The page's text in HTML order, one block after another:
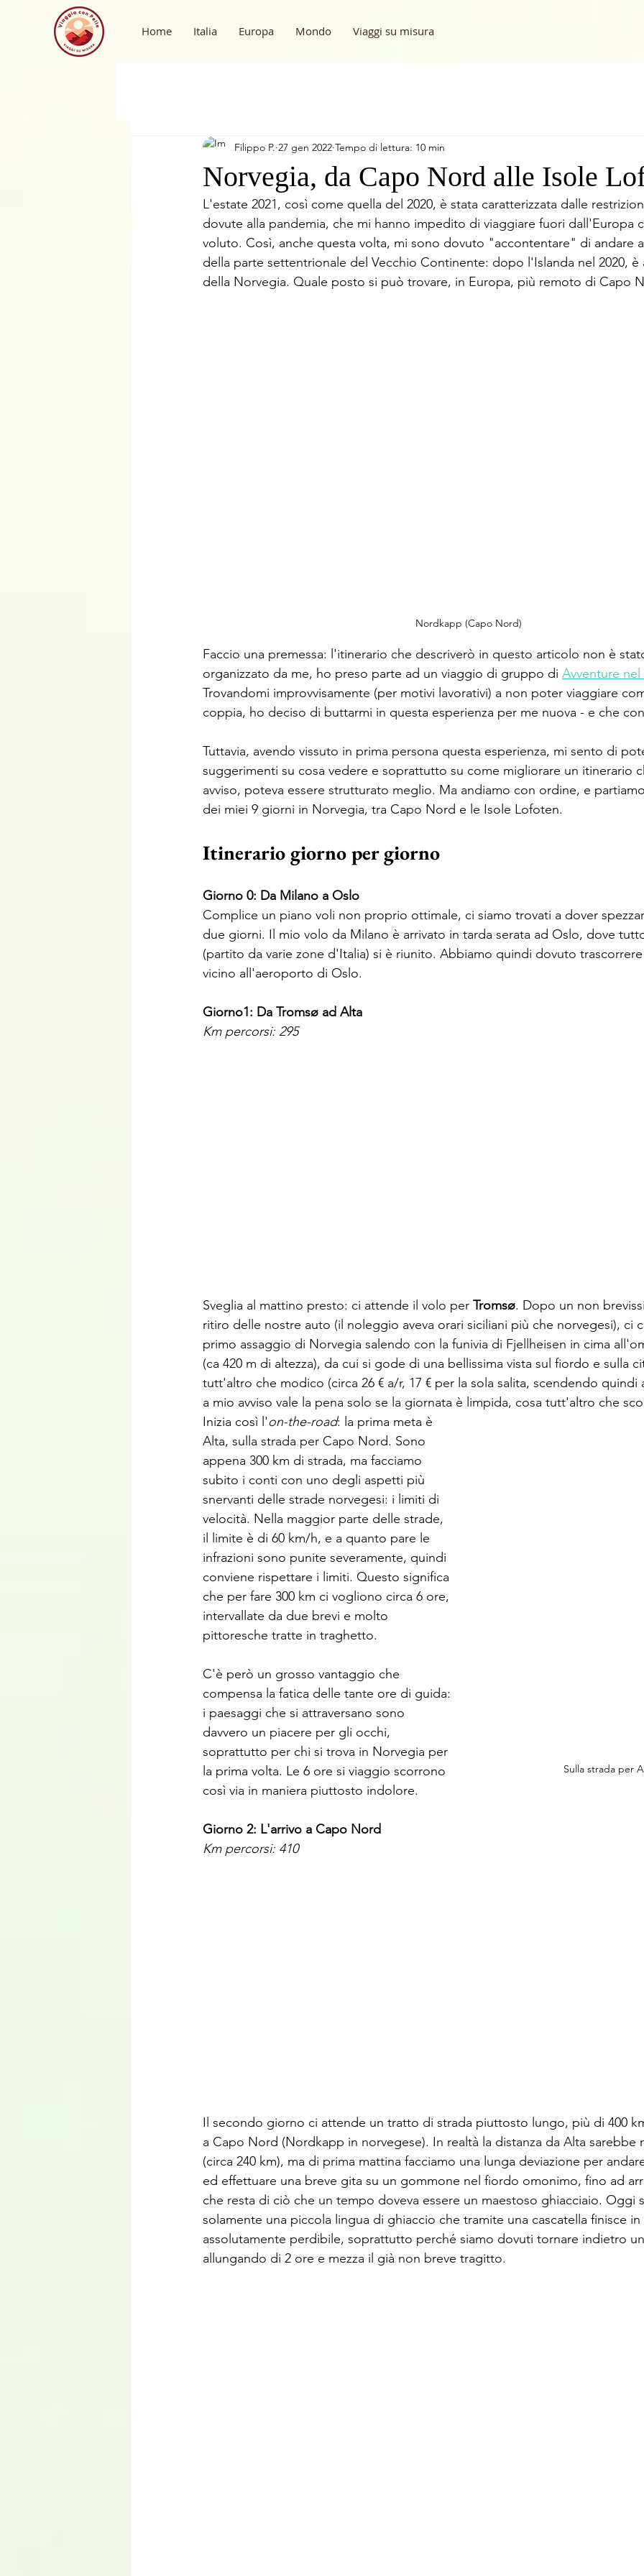
Home Italia Europa Mondo Viaggi su misura
Norvegia, da Capo Nord alle Isole
Filippo P. 27 gen 2022 Tempo di lettura: 10 min
L'estate 2021, così come quella del 2020, è stata caratterizzata dalle
dovute alla pandemia, che mi hanno impedito di viaggiare fuori dall'Europa
voluto. Così, anche questa volta, mi sono dovuto "accontentare" di andare
della parte settentrionale del Vecchio Continente: dopo l'Islanda nel 2020,
della Norvegia. Quale posto si può trovare, in Europa, più remoto di Capo
Nordkapp (Capo Nord)
Faccio una premessa: l'itinerario che descriverò in questo articolo non è
organizzato da me, ho preso parte ad un viaggio di gruppo di Avventure
Trovandomi improvvisamente (per motivi lavorativi) a non poter viaggiare
coppia, ho deciso di buttarmi in questa esperienza per me nuova - e che
Tuttavia, avendo vissuto in prima persona questa esperienza, mi sento di
suggerimenti su cosa vedere e soprattutto su come migliorare un itinerario
avviso, poteva essere strutturato meglio. Ma andiamo con ordine, e
dei miei 9 giorni in Norvegia, tra Capo Nord e le Isole Lofoten.
Itinerario giorno per giorno
Giorno 0: Da Milano a Oslo
Complice un piano voli non proprio ottimale, ci siamo trovati a dover
due giorni. Il mio volo da Milano è arrivato in tarda serata ad Oslo, dove
(partito da varie zone d'Italia) si è riunito. Abbiamo quindi dovuto
vicino all'aeroporto di Oslo.
Giorno1: Da Tromsø ad Alta
Km percorsi: 295
Sveglia al mattino presto: ci attende il volo per Tromsø. Dopo un non
ritiro delle nostre auto (il noleggio aveva orari siciliani più che norvegesi), ci
primo assaggio di Norvegia salendo con la funivia di Fjellheisen in cima
(ca 420 m di altezza), da cui si gode di una bellissima vista sul fiordo e sulla
tutt'altro che modico (circa 26 € a/r, 17 € per la sola salita, scendendo
a mio avviso vale la pena solo se la giornata è limpida, cosa tutt'altro che
Sulla strada per
Inizia così l'on-the-road: la prima meta è
Alta, sulla strada per Capo Nord. Sono
appena 300 km di strada, ma facciamo
subito i conti con uno degli aspetti più
snervanti delle strade norvegesi: i limiti di
velocità. Nella maggior parte delle strade,
il limite è di 60 km/h, e a quanto pare le
infrazioni sono punite severamente, quindi
conviene rispettare i limiti. Questo significa
che per fare 300 km ci vogliono circa 6 ore,
intervallate da due brevi e molto
pittoresche tratte in traghetto.
C'è però un grosso vantaggio che
compensa la fatica delle tante ore di guida:
i paesaggi che si attraversano sono
davvero un piacere per gli occhi,
soprattutto per chi si trova in Norvegia per
la prima volta. Le 6 ore si viaggio scorrono
così via in maniera piuttosto indolore.
Giorno 2: L'arrivo a Capo Nord
Km percorsi: 410
Il secondo giorno ci attende un tratto di strada piuttosto lungo, più di 400
a Capo Nord (Nordkapp in norvegese). In realtà la distanza da Alta
(circa 240 km), ma di prima mattina facciamo una lunga deviazione per
ed effettuare una breve gita su un gommone nel fiordo omonimo, fino ad
che resta di ciò che un tempo doveva essere un maestoso ghiacciaio. Oggi
solamente una piccola lingua di ghiaccio che tramite una cascatella finisce
assolutamente perdibile, soprattutto perché siamo dovuti tornare indietro
allungando di 2 ore e mezza il già non breve tragitto.